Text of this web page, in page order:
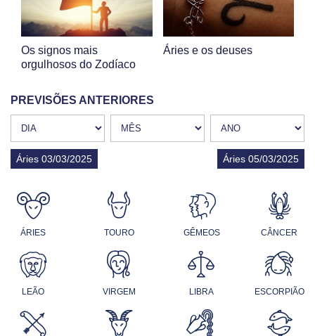
Os signos mais
orgulhosos do Zodíaco
Áries e os deuses
PREVISÕES ANTERIORES
Áries 03/03/2025 Áries 05/03/2025
ÁRIES TOURO GÊMEOS CÂNCER
LEÃO VIRGEM LIBRA ESCORPIÃO